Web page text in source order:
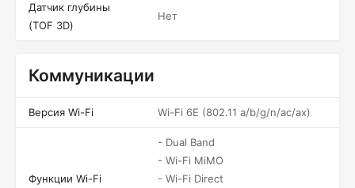
Датчик глубины
(TOF 3D)
Нет
Коммуникации
Версия Wi-Fi Wi-Fi 6E (802.11 a/b/g/n/ac/ax)
Функции Wi-Fi
- Dual Band
- Wi-Fi MiMO
- Wi-Fi Direct